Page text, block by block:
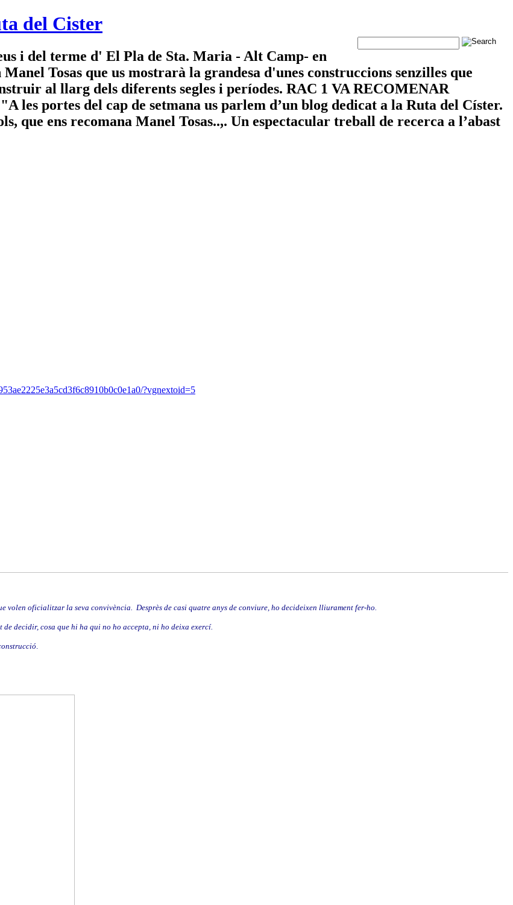
del Cister
i del terme d' El Pla de Sta. Maria - Alt Camp- en
Tosas que us mostrarà la grandesa d'unes construccions senzilles que
al llarg dels diferents segles i períodes. RAC 1 VA RECOMENAR
portes del cap de setmana us parlem d’un blog dedicat a la Ruta del Císter.
que ens recomana Manel Tosas..,. Un espectacular treball de recerca a l’abast
?vgnextoid=5
volen oficialitzar la seva convivència. Desprès de casi quatre anys de conviure, ho decideixen lliurament fer-ho.
de decidir, cosa que hi ha qui no ho accepta, ni ho deixa exercí.
.